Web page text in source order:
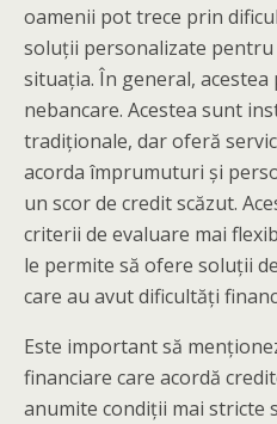
oamenii pot trece prin
soluții personalizate pentru
situația. În general,
nebancare. Acestea sunt
tradiționale, dar oferă
acorda împrumuturi și
un scor de credit scăzut.
criterii de evaluare mai
le permite să ofere soluții
care au avut dificultăți
Este important să
financiare care acordă
anumite condiții mai stricte